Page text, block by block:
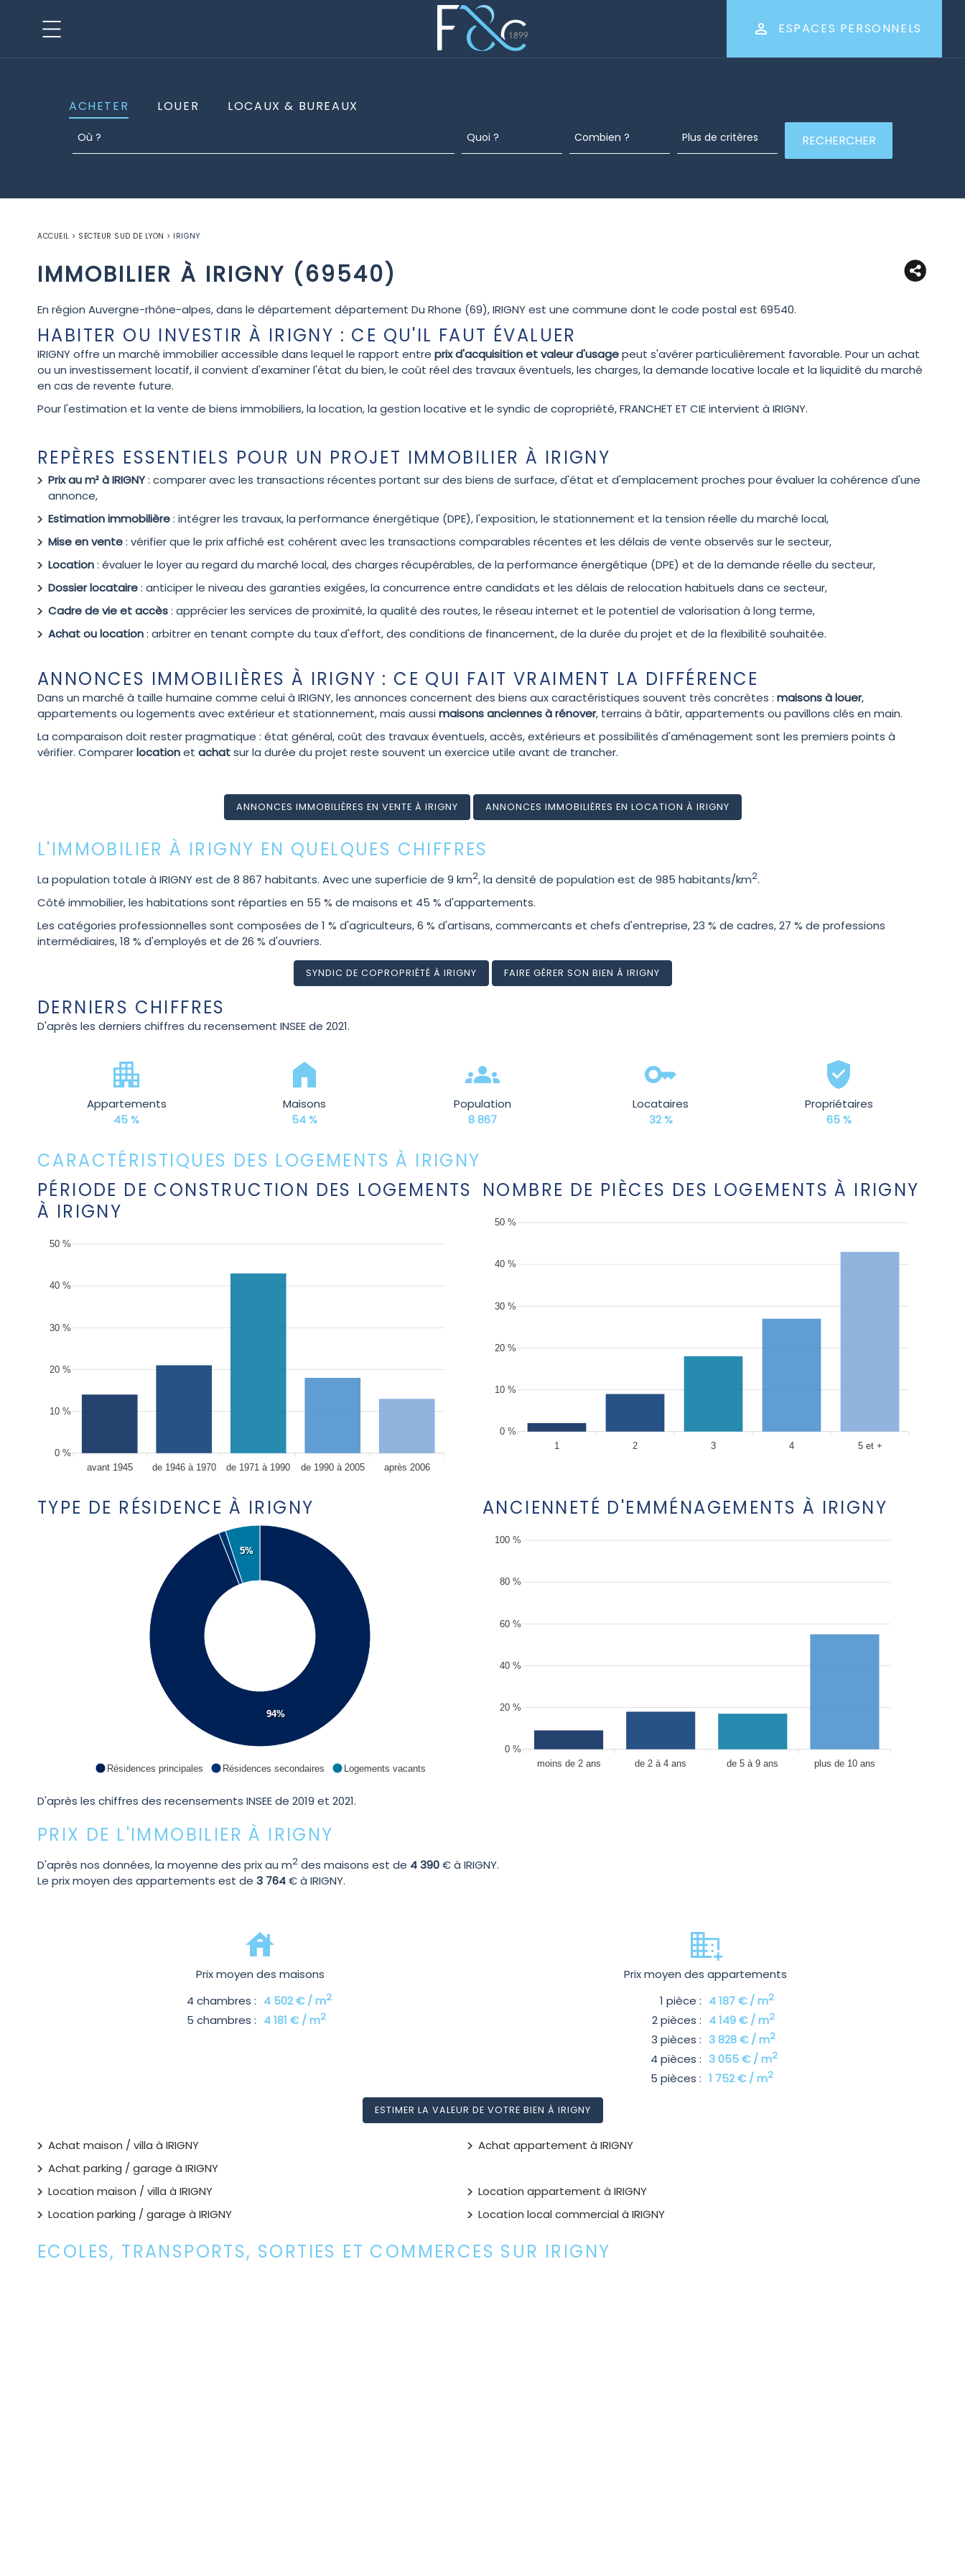
ESPACES PERSONNELS
ACHETER LOUER LOCAUX & BUREAUX
ACCUEIL > SECTEUR SUD DE LYON > IRIGNY
IMMOBILIER À IRIGNY (69540)
En région Auvergne-rhône-alpes, dans le département département Du Rhone (69), IRIGNY est une commune dont le code postal est 69540.
HABITER OU INVESTIR À IRIGNY : CE QU'IL FAUT ÉVALUER
IRIGNY offre un marché immobilier accessible dans lequel le rapport entre prix d'acquisition et valeur d'usagepeut s'avérer particulièrement favorable. Pour un achat
ou un investissement locatif, il convient d'examiner l'état du bien, le coût réel des travaux éventuels, les charges, la demande locative locale et la liquidité du marché
en cas de revente future.
Pour l'estimation et la vente de biens immobiliers, la location, la gestion locative et le syndic de copropriété, FRANCHET ET CIE intervient à IRIGNY.
REPÈRES ESSENTIELS POUR UN PROJET IMMOBILIER À IRIGNY
Prix au m² à IRIGNY: comparer avec les transactions récentes portant sur des biens de surface, d'état et d'emplacement proches pour évaluer la cohérence d'une
annonce,
Estimation immobilière: intégrer les travaux, la performance énergétique (DPE), l'exposition, le stationnement et la tension réelle du marché local,
Mise en vente: vérifier que le prix affiché est cohérent avec les transactions comparables récentes et les délais de vente observés sur le secteur,
Location: évaluer le loyer au regard du marché local, des charges récupérables, de la performance énergétique (DPE) et de la demande réelle du secteur,
Dossier locataire: anticiper le niveau des garanties exigées, la concurrence entre candidats et les délais de relocation habituels dans ce secteur,
Cadre de vie et accès: apprécier les services de proximité, la qualité des routes, le réseau internet et le potentiel de valorisation à long terme,
Achat ou location: arbitrer en tenant compte du taux d'effort, des conditions de financement, de la durée du projet et de la flexibilité souhaitée.
ANNONCES IMMOBILIÈRES À IRIGNY : CE QUI FAIT VRAIMENT LA DIFFÉRENCE
Dans un marché à taille humaine comme celui à IRIGNY, les annonces concernent des biens aux caractéristiques souvent très concrètes : maisons à louer,
appartements ou logements avec extérieur et stationnement, mais aussimaisons anciennes à rénover, terrains à bâtir, appartements ou pavillons clés en main.
La comparaison doit rester pragmatique : état général, coût des travaux éventuels, accès, extérieurs et possibilités d'aménagement sont les premiers points à
vérifier. Comparerlocationet achatsur la durée du projet reste souvent un exercice utile avant de trancher.
ANNONCES IMMOBILIÈRES EN VENTE À IRIGNY ANNONCES IMMOBILIÈRES EN LOCATION À IRIGNY
L'IMMOBILIER À IRIGNY EN QUELQUES CHIFFRES
La population totale à IRIGNY est de 8 867 habitants. Avec une superficie de 9 km2, la densité de population est de 985 habitants/km2.
Côté immobilier, les habitations sont réparties en 55 % de maisons et 45 % d'appartements.
Les catégories professionnelles sont composées de 1 % d'agriculteurs, 6 % d'artisans, commercants et chefs d'entreprise, 23 % de cadres, 27 % de professions
intermédiaires, 18 % d'employés et de 26 % d'ouvriers.
SYNDIC DE COPROPRIÉTÉ À IRIGNY FAIRE GÉRER SON BIEN À IRIGNY
DERNIERS CHIFFRES
D'après les derniers chiffres du recensement INSEE de 2021.
Appartements
45 %
Maisons
54 %
Population
8 867
Locataires
32 %
Propriétaires
65 %
CARACTÉRISTIQUES DES LOGEMENTS À IRIGNY
PÉRIODE DE CONSTRUCTION DES LOGEMENTS
À IRIGNY
50 %
40 %
30 %
20 %
10 %
0 %
avant 1945
de 1946 à 1970 de 1971 à 1990 de 1990 à 2005 après 2006
NOMBRE DE PIÈCES DES LOGEMENTS À IRIGNY
50 %
40 %
30 %
20 %
10 %
0 %
1
2 3 4 5 et +
TYPE DE RÉSIDENCE À IRIGNY
94%
5%
Résidences principales Résidences secondaires Logements vacants
ANCIENNETÉ D'EMMÉNAGEMENTS À IRIGNY
100 %
80 %
60 %
40 %
20 %
0 %
moins de 2 ans
de 2 à 4 ans de 5 à 9 ans plus de 10 ans
D'après les chiffres des recensements INSEE de 2019 et 2021.
PRIX DE L'IMMOBILIER À IRIGNY
D'après nos données, la moyenne des prix au m2 des maisons est de 4 390€ à IRIGNY.
Le prix moyen des appartements est de 3 764€ à IRIGNY.
Prix moyen des maisons
4 chambres : 4 502 € / m2
5 chambres : 4 181 € / m2
Prix moyen des appartements
1 pièce : 4 187 € / m2
2 pièces : 4 149 € / m2
3 pièces : 3 828 € / m2
4 pièces : 3 055 € / m2
5 pièces : 1 752 € / m2
ESTIMER LA VALEUR DE VOTRE BIEN À IRIGNY
Achat maison / villa à IRIGNY
Achat appartement à IRIGNY
Achat parking / garage à IRIGNY
Location maison / villa à IRIGNY
Location appartement à IRIGNY
Location parking / garage à IRIGNY
Location local commercial à IRIGNY
ECOLES, TRANSPORTS, SORTIES ET COMMERCES SUR IRIGNY